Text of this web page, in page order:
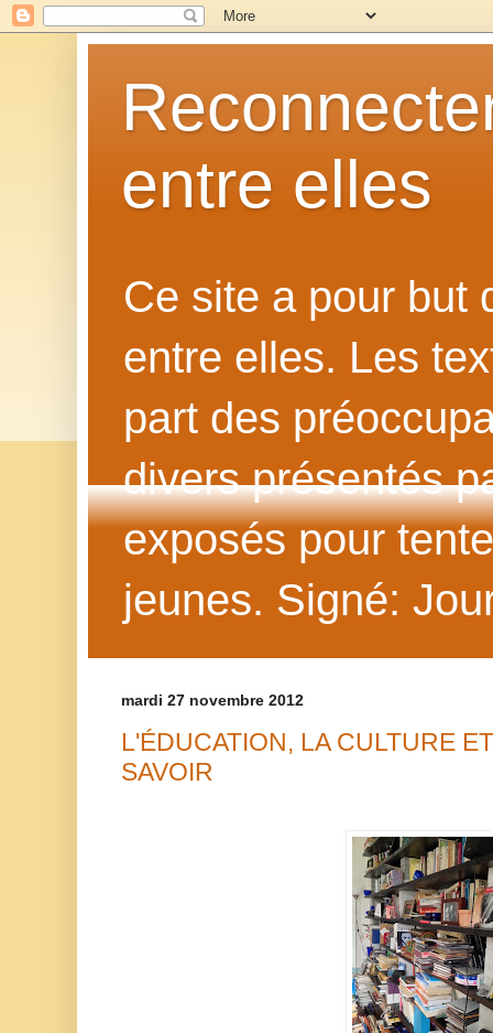
entre elles
Ce site a pour but
entre elles. Les
part des
divers présentés
exposés pour
jeunes. Signé:
mardi 27 novembre 2012
L'ÉDUCATION, LA CULTURE
SAVOIR